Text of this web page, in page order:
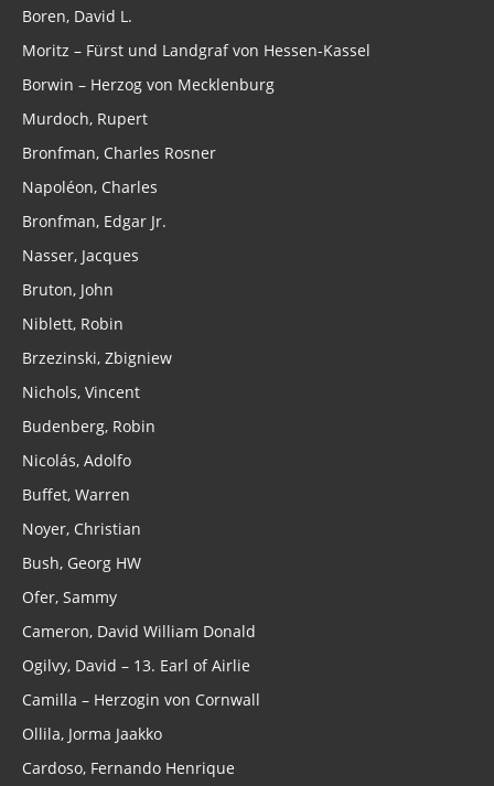
Boren, David L.
Moritz – Fürst und Landgraf von Hessen-Kassel
Borwin – Herzog von Mecklenburg
Murdoch, Rupert
Bronfman, Charles Rosner
Napoléon, Charles
Bronfman, Edgar Jr.
Nasser, Jacques
Bruton, John
Niblett, Robin
Brzezinski, Zbigniew
Nichols, Vincent
Budenberg, Robin
Nicolás, Adolfo
Buffet, Warren
Noyer, Christian
Bush, Georg HW
Ofer, Sammy
Cameron, David William Donald
Ogilvy, David – 13. Earl of Airlie
Camilla – Herzogin von Cornwall
Ollila, Jorma Jaakko
Cardoso, Fernando Henrique